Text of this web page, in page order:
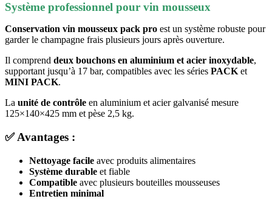
Système professionnel pour vin mousseux
Conservation vin mousseux pack pro est un système robuste pour
garder le champagne frais plusieurs jours après ouverture.
Il comprend deux bouchons en aluminium et acier inoxydable,
supportant jusqu’à 17 bar, compatibles avec les séries PACKet
MINI PACK.
La unité de contrôle en aluminium et acier galvanisé mesure
125×140×425 mm et pèse 2,5 kg.
✅ Avantages :
Nettoyage facile avec produits alimentaires
Système durable et fiable
Compatible avec plusieurs bouteilles mousseuses
Entretien minimal